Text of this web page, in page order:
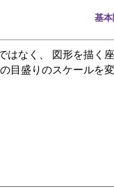
基
なく、 図形を描く座
目盛りのスケールを